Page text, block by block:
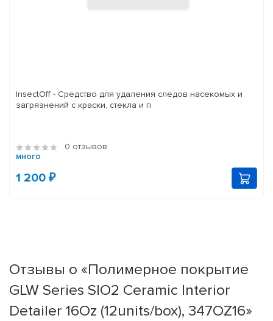
InsectOff - Средство для удаления следов насекомых и
загрязнений с краски, стекла и п
0 отзывов
много
1 200 ₽
Отзывы о «Полимерное покрытие
GLW Series SIO2 Ceramic Interior
Detailer 16Oz (12units/box), 347OZ16»